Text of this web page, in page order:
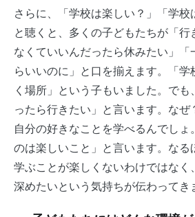
さらに、「学校は楽しい？」「学校
と聴くと、多くの子どもたちが「
なくていいんだったら休みたい」「
らいいのに」と口を揃えます。「
く場所」という子もいました。で
ったら行きたい」と言います。なぜ
自分の好きなことを学べるんでしょ
のは楽しいこと」と言います。なる
学ぶことが楽しくないわけではなく
深めたいという気持ちが伝わって